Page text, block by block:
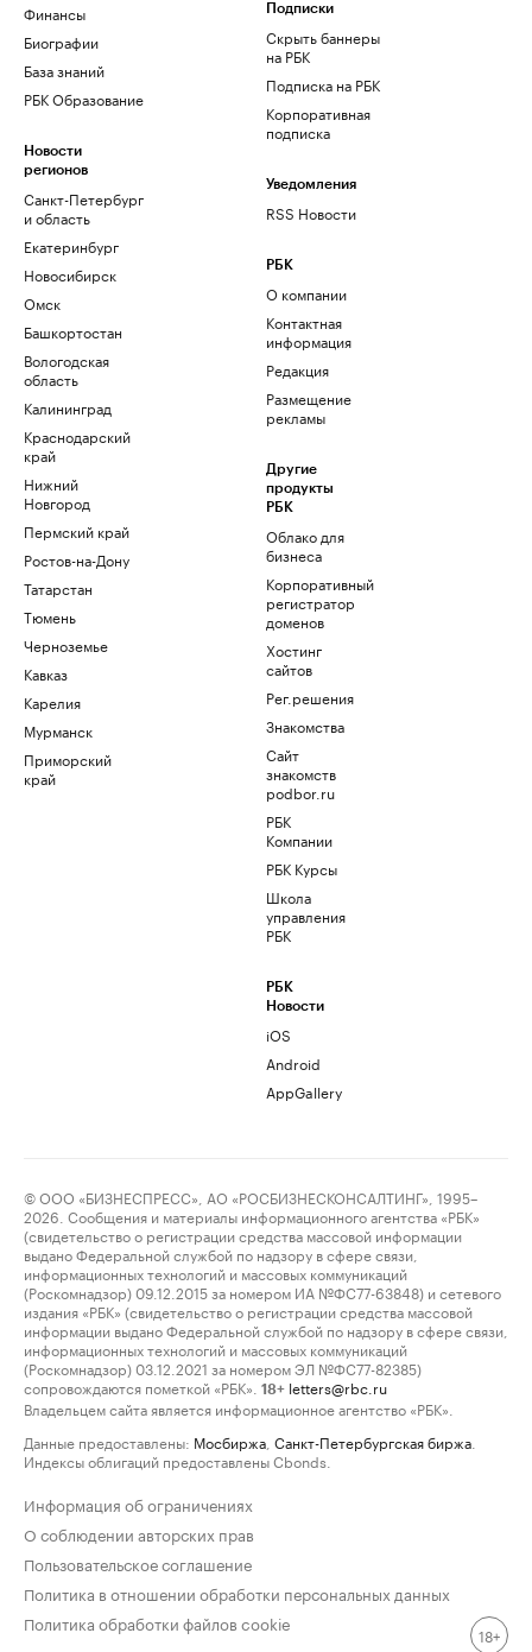
Финансы
Биографии
База знаний
РБК Образование
Новости
регионов
Санкт-Петербург
и область
Екатеринбург
Новосибирск
Омск
Башкортостан
Вологодская
область
Калининград
Краснодарский
край
Нижний
Новгород
Пермский край
Ростов-на-Дону
Татарстан
Тюмень
Черноземье
Кавказ
Карелия
Мурманск
Приморский
край
Подписки
Скрыть баннеры
на РБК
Подписка на РБК
Корпоративная
подписка
Уведомления
RSS Новости
РБК
О компании
Контактная
информация
Редакция
Размещение
рекламы
Другие
продукты
РБК
Облако для
бизнеса
Корпоративный
регистратор
доменов
Хостинг
сайтов
Рег.решения
Знакомства
Сайт
знакомств
podbor.ru
РБК
Компании
РБК Курсы
Школа
управления
РБК
РБК
Новости
iOS
Android
AppGallery
© ООО «БИЗНЕСПРЕСС», АО «РОСБИЗНЕСКОНСАЛТИНГ», 1995–
2026. Сообщения и материалы информационного агентства «РБК»
(свидетельство о регистрации средства массовой информации
выдано Федеральной службой по надзору в сфере связи,
информационных технологий и массовых коммуникаций
(Роскомнадзор) 09.12.2015 за номером ИА №ФС77-63848) и сетевого
издания «РБК» (свидетельство о регистрации средства массовой
информации выдано Федеральной службой по надзору в сфере связи,
информационных технологий и массовых коммуникаций
(Роскомнадзор) 03.12.2021 за номером ЭЛ №ФС77-82385)
сопровождаются пометкой «РБК».
18+ letters@rbc.ru
Владельцем сайта является информационное агентство «РБК».
Данные предоставлены: Мосбиржа Санкт-Петербургская биржа
Индексы облигаций предоставлены Cbonds.
Информация об ограничениях
О соблюдении авторских прав
Пользовательское соглашение
Политика в отношении обработки персональных данных
Политика обработки файлов cookie
18+